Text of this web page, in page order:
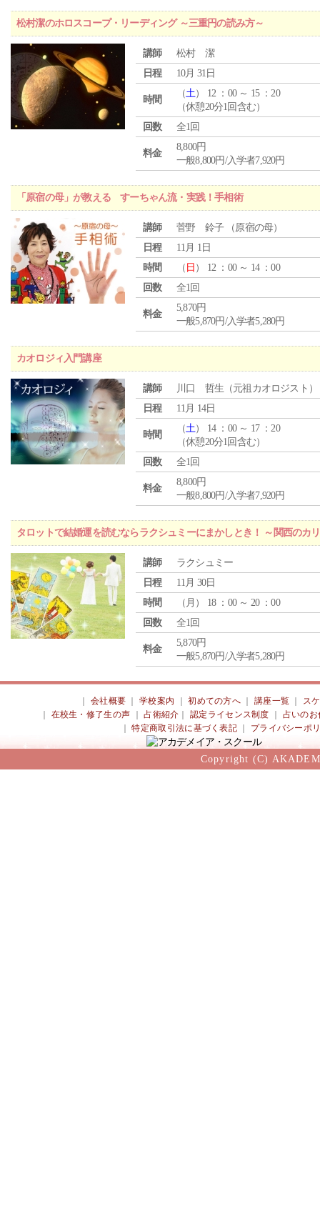
松村潔のホロスコープ・リーディング ～三重円の読み方～
講師
松村 潔
日程
10月 31日
時間
（土） 12 ：00 ～ 15 ：20
（休憩20分1回含む）
回数
全1回
料金
8,800円
一般8,800円/入学者7,920円
「原宿の母」が教える すーちゃん流・実践！手相術
講師
菅野 鈴子 （原宿の母）
日程
11月 1日
時間
（ 日 ） 12 ：00 ～ 14 ：00
回数
全1回
料金
5,870円
一般5,870円/入学者5,280円
カオロジィ入門講座
講師
川口 哲生（元祖カオロジスト）
日程
11月 14日
時間
（土） 14 ：00 ～ 17 ：20
（休憩20分1回含む）
回数
全1回
料金
8,800円
一般8,800円/入学者7,920円
タロットで結婚運を読むならラクシュミーにまかしとき！ ～関西のカ
講師
ラクシュミー
日程
11月 30日
時間
（ 月 ） 18 ：00 ～ 20 ：00
回数
全1回
料金
5,870円
一般5,870円/入学者5,280円
会社概要 ｜学校案内 ｜初めての方へ 講座一覧
ス
在校生・修了生の声 ｜占術紹介 ｜認定ライセンス制度
占いのお
｜特定商取引法に基づく表記 プライバシーポ
Copyright (C)